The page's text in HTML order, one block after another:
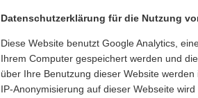
Datenschutzerklärung für die Nutzung
Diese Website benutzt Google Analytics,
Ihrem Computer gespeichert werden und
über Ihre Benutzung dieser Website
IP-Anonymisierung auf dieser Webseite